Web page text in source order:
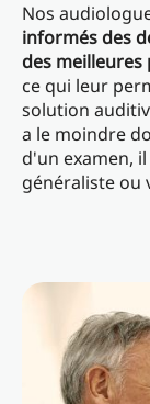
Nos
informés des
des
ce qui leur
solution
a le moindre
d'un examen,
généraliste ou